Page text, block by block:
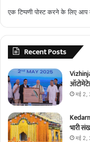
एक टिप्पणी पोस्ट करने के लिए
Recent Posts
मई 2,
भारी
मई 2,